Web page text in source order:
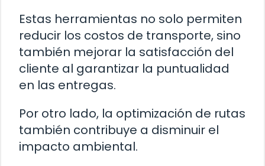
Estas herramientas no solo permiten
reducir los costos de transporte, sino
también mejorar la satisfacción del
cliente al garantizar la puntualidad
en las entregas.
Por otro lado, la optimización de rutas
también contribuye a disminuir el
impacto ambiental.